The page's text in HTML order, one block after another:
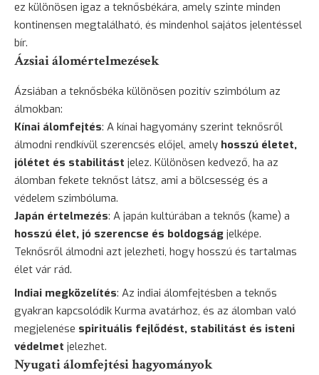
ez különösen igaz a teknősbékára, amely szinte minden
kontinensen megtalálható, és mindenhol sajátos jelentéssel
bír.
Ázsiai álomértelmezések
Ázsiában a teknősbéka különösen pozitív szimbólum az
álmokban:
Kínai álomfejtés: A kínai hagyomány szerint teknősről
álmodni rendkívül szerencsés előjel, amely hosszú életet,
jólétet és stabilitást jelez. Különösen kedvező, ha az
álomban fekete teknőst látsz, ami a bölcsesség és a
védelem szimbóluma.
Japán értelmezés: A japán kultúrában a teknős (kame) a
hosszú élet, jó szerencse és boldogság jelképe.
Teknősről álmodni azt jelezheti, hogy hosszú és tartalmas
élet vár rád.
Indiai megközelítés: Az indiai álomfejtésben a teknős
gyakran kapcsolódik Kurma avatárhoz, és az álomban való
megjelenése spirituális fejlődést, stabilitást és isteni
védelmet jelezhet.
Nyugati álomfejtési hagyományok